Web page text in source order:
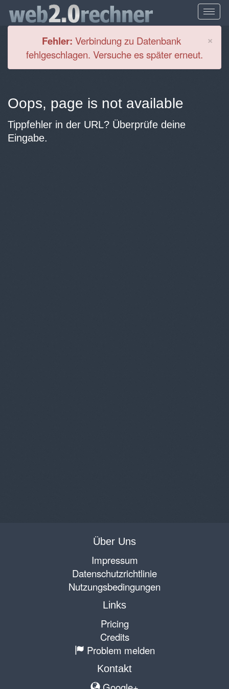
×
Fehler: Verbindung zu Datenbank
fehlgeschlagen. Versuche es später erneut.
Oops, page is not available
Tippfehler in der URL? Überprüfe deine
Eingabe.
Über Uns
Impressum
Datenschutzrichtlinie
Nutzungsbedingungen
Links
Pricing
Credits
Problem melden
Kontakt